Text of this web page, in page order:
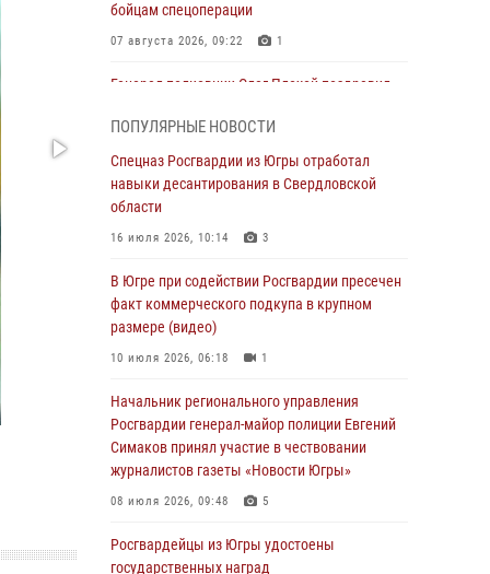
бойцам спецоперации
07 августа 2026, 09:22 1
Генерал-полковник Олег Плохой поздравил
подразделений Росгвардии с
профессиональным праздником
07 августа 2026, 06:02
Делегация МВД Республики Беларусь
работы Росгвардии в Москве (видео)
06 августа 2026, 11:29 5 1
06 августа 2026, 11:28
Офицеры Росгвардии и ветераны войск
правопорядка почтили память генерала
армии Ивана Кирилловича Яковлева
В Югре при силовой поддержке ОМОН
ПОПУЛЯРНЫЕ НОВОСТИ
Спецназ Росгвардии из Югры отработал
навыки десантирования в Свердловской
области
16 июля 2026, 10:14 3
В Югре при содействии Росгвардии пресечен
факт коммерческого подкупа в крупном
размере (видео)
10 июля 2026, 06:18 1
Начальник регионального управления
Росгвардии генерал-майор полиции Евгений
Симаков принял участие в чествовании
журналистов газеты «Новости Югры»
08 июля 2026, 09:48 5
Росгвардейцы из Югры удостоены
государственных наград